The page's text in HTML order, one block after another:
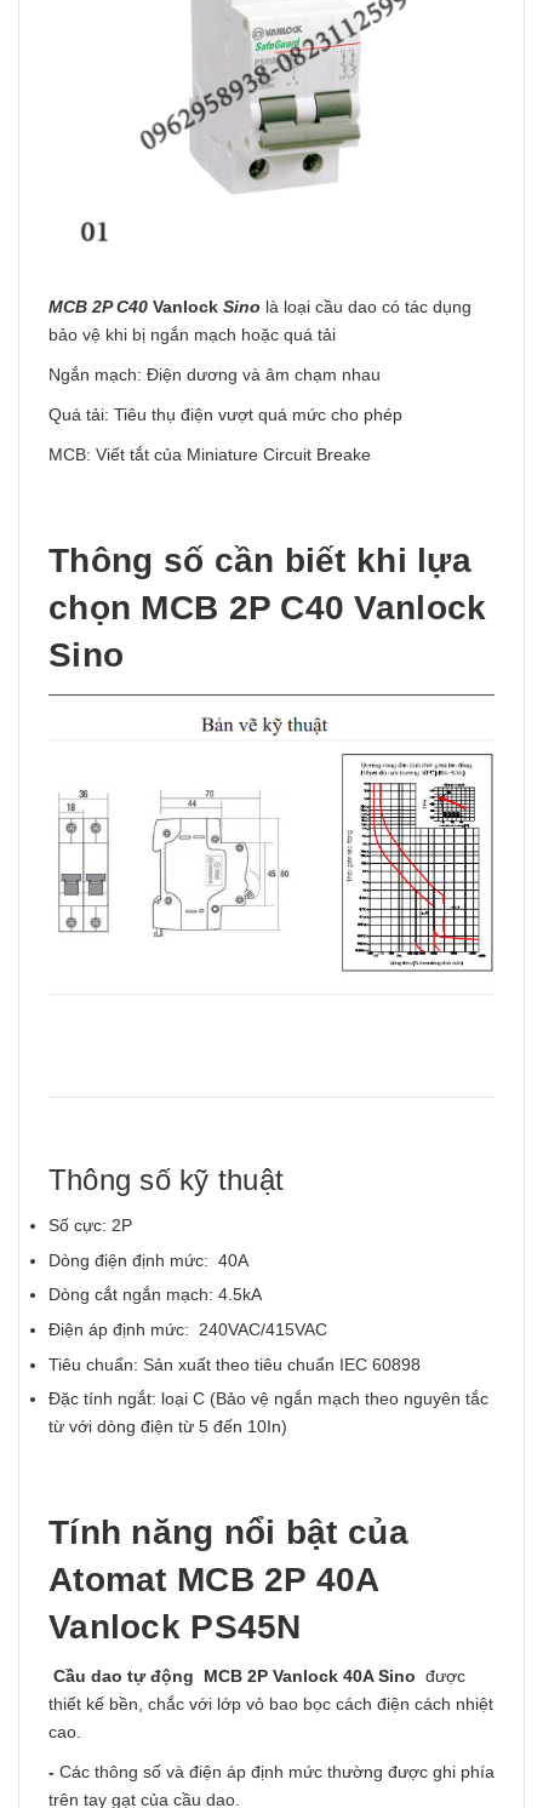
MCB 2P C40 Vanlock Sino là loại cầu dao có tác dụng
bảo vệ khi bị ngắn mạch hoặc quá tải
Ngắn mạch: Điện dương và âm chạm nhau
Quá tải: Tiêu thụ điện vượt quá mức cho phép
MCB: Viết tắt của Miniature Circuit Breake
Thông số cần biết khi lựa
chọn MCB 2P C40 Vanlock
Sino
Thông số kỹ thuật
Số cực: 2P
Dòng điện định mức: 40A
Dòng cắt ngắn mạch: 4.5kA
Điện áp định mức: 240VAC/415VAC
Tiêu chuẩn: Sản xuất theo tiêu chuẩn IEC 60898
Đặc tính ngắt: loại C (Bảo vệ ngắn mạch theo nguyên tắc
từ với dòng điện từ 5 đến 10In)
Tính năng nổi bật của
Atomat MCB 2P 40A
Vanlock PS45N
Cầu dao tự động MCB 2P Vanlock 40A Sino được
thiết kế bền, chắc với lớp vỏ bao bọc cách điện cách nhiệt
cao.
- Các thông số và điện áp định mức thường được ghi phía
trên tay gạt của cầu dao.